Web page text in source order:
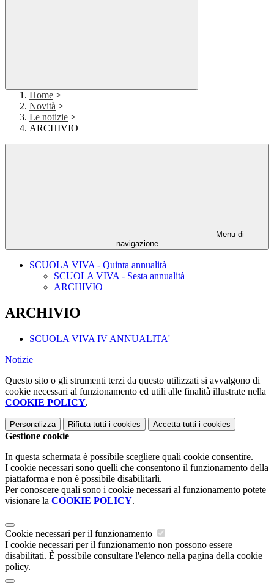
Home >
Novità >
Le notizie >
ARCHIVIO
Menu di
navigazione
SCUOLA VIVA - Quinta annualità
SCUOLA VIVA - Sesta annualità
ARCHIVIO
ARCHIVIO
SCUOLA VIVA IV ANNUALITA'
Notizie
Questo sito o gli strumenti terzi da questo utilizzati si avvalgono di
cookie necessari al funzionamento ed utili alle finalità illustrate nella
COOKIE POLICY.
Personalizza Rifiuta tutti i cookies Accetta tutti i cookies
Gestione cookie
In questa schermata è possibile scegliere quali cookie consentire.
I cookie necessari sono quelli che consentono il funzionamento della
piattaforma e non è possibile disabilitarli.
Per conoscere quali sono i cookie necessari al funzionamento potete
visionare la COOKIE POLICY.
Cookie necessari per il funzionamento
I cookie necessari per il funzionamento non possono essere
disabilitati. È possibile consultare l'elenco nella pagina della cookie
policy.